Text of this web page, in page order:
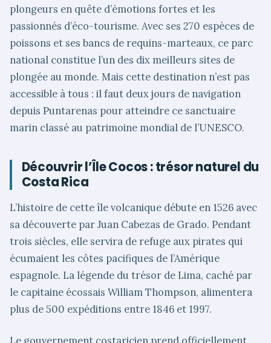
plongeurs en quête d’émotions fortes et les
passionnés d’éco-tourisme. Avec ses 270 espèces de
poissons et ses bancs de requins-marteaux, ce parc
national constitue l’un des dix meilleurs sites de
plongée au monde. Mais cette destination n’est pas
accessible à tous : il faut deux jours de navigation
depuis Puntarenas pour atteindre ce sanctuaire
marin classé au patrimoine mondial de l’UNESCO.
Découvrir l’Île Cocos : trésor naturel du
Costa Rica
L’histoire de cette île volcanique débute en 1526 avec
sa découverte par Juan Cabezas de Grado. Pendant
trois siècles, elle servira de refuge aux pirates qui
écumaient les côtes pacifiques de l’Amérique
espagnole. La légende du trésor de Lima, caché par
le capitaine écossais William Thompson, alimentera
plus de 500 expéditions entre 1846 et 1997.
Le gouvernement costaricien prend officiellement